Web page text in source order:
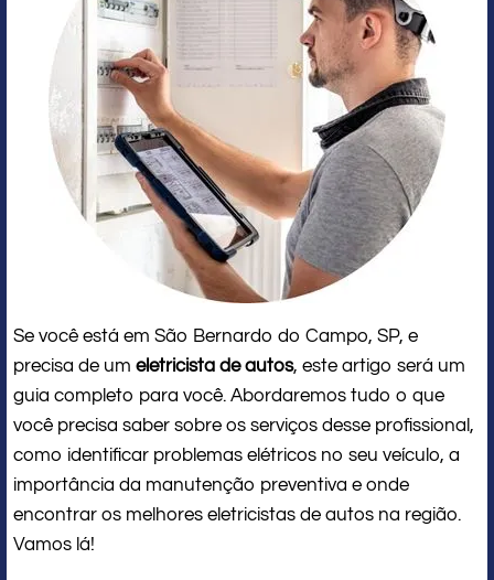
Se você está em São Bernardo do Campo, SP, e
precisa de um eletricista de autos, este artigo será um
guia completo para você. Abordaremos tudo o que
você precisa saber sobre os serviços desse profissional,
como identificar problemas elétricos no seu veículo, a
importância da manutenção preventiva e onde
encontrar os melhores eletricistas de autos na região.
Vamos lá!